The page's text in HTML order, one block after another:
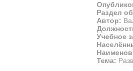
Раздел
Автор:
Учебное
Тема: